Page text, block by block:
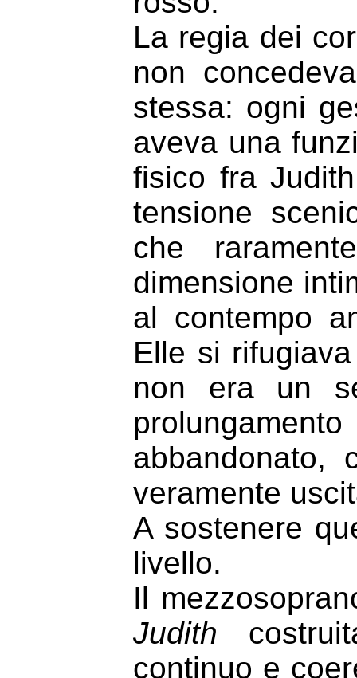
La regia dei
non
stessa: ogni
aveva una
fisico fra
tensione
che
dimensione
al contempo
Elle si
non era un
abbandonato,
veramente
A sostenere
livello.
Il
Judith
continuo e